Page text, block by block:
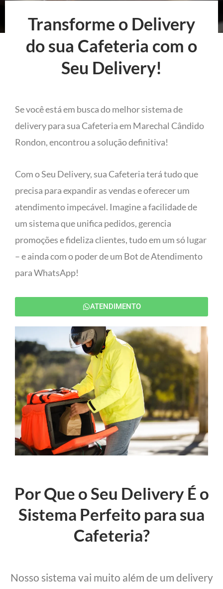
Transforme o Delivery
do sua Cafeteria com o
Seu Delivery!
Se você está em busca do melhor sistema de
delivery para sua Cafeteria em Marechal Cândido
Rondon, encontrou a solução definitiva!
Com o Seu Delivery, sua Cafeteria terá tudo que
precisa para expandir as vendas e oferecer um
atendimento impecável. Imagine a facilidade de
um sistema que unifica pedidos, gerencia
promoções e fideliza clientes, tudo em um só lugar
– e ainda com o poder de um Bot de Atendimento
para WhatsApp!
ATENDIMENTO
Por Que o Seu Delivery É o
Sistema Perfeito para sua
Cafeteria?
Nosso sistema vai muito além de um delivery